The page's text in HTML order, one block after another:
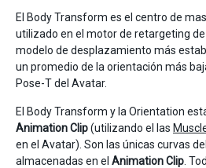
El Body Transform es el centro de
utilizado en el motor de retargeting
modelo de desplazamiento más
un promedio de la orientación más
Pose-T del Avatar.
El Body Transform y la Orientation
Animation Clip(utilizando el las
en el Avatar). Son las únicas curvas
almacenadas en el Animation Clip .